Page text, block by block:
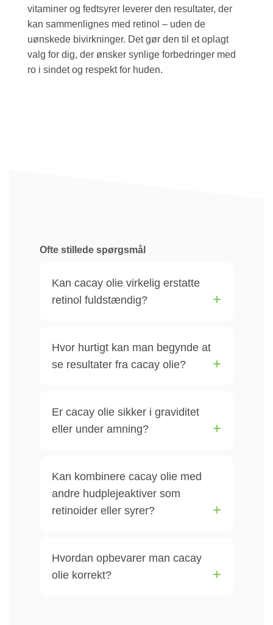
vitaminer og fedtsyrer leverer den resultater, der
kan sammenlignes med retinol – uden de
uønskede bivirkninger. Det gør den til et oplagt
valg for dig, der ønsker synlige forbedringer med
ro i sindet og respekt for huden.
Ofte stillede spørgsmål
Kan cacay olie virkelig erstatte
retinol fuldstændig?
Hvor hurtigt kan man begynde at
se resultater fra cacay olie?
Er cacay olie sikker i graviditet
eller under amning?
Kan kombinere cacay olie med
andre hudplejeaktiver som
retinoider eller syrer?
Hvordan opbevarer man cacay
olie korrekt?